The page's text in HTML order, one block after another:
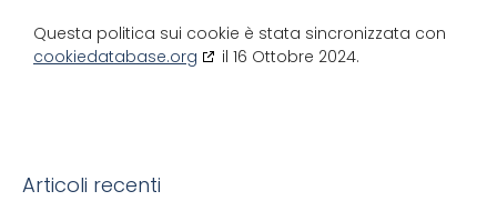
Questa politica sui cookie è stata sincronizzata con
cookiedatabase.org
il 16 Ottobre 2024.
Articoli recenti